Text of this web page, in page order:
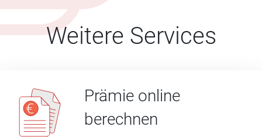
Weitere Services
Prämie online
berechnen